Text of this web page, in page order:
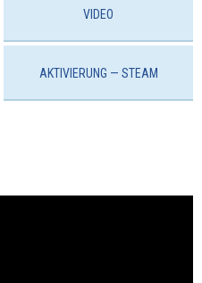
VIDEO
AKTIVIERUNG — STEAM